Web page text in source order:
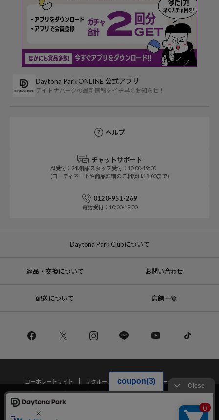
Daytona Park ONLINE 公式アプリ
デイトナパークの最新情報をイチ早くお知らせ！
ヘルプ
チャットサポート
AI受付：24時間/スタッフ受付：10:00-19:00
(コーディネートや商品詳細のご相談は18:00まで)
0120-951-269
電話受付：10:00-19:00
Daytona Park Clubについて
返品・交換について お問い合わせ
配送について 店舗一覧
コーポレートサイト リクルート
サステナブルマークについて
プライバシーポリシー
特定商取引法・古物営業法に基づく表記
当サイトでは利用体験の向上およびコンテンツの最適な提供、トラフィック
の分析を目的としてCookieを使用しています。